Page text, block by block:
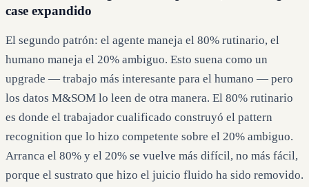
case expandido
El segundo patrón: el agente maneja el 80% rutinario, el
humano maneja el 20% ambiguo. Esto suena como un
upgrade — trabajo más interesante para el humano — pero
los datos M&SOM lo leen de otra manera. El 80% rutinario
es donde el trabajador cualificado construyó el pattern
recognition que lo hizo competente sobre el 20% ambiguo.
Arranca el 80% y el 20% se vuelve más difícil, no más fácil,
porque el sustrato que hizo el juicio fluido ha sido removido.